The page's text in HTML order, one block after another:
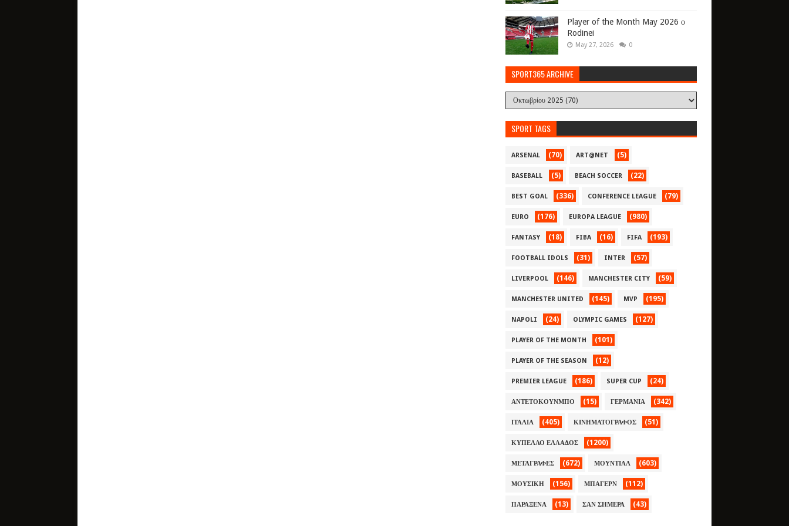
Player of the Month May 2026 ο
Rodinei
May 27, 2026 0
SPORT365 ARCHIVE
SPORT TAGS
ARSENAL (70) ART@NET (5)
BASEBALL (5) BEACH SOCCER (22)
BEST GOAL (336) CONFERENCE LEAGUE (79)
EURO (176) EUROPA LEAGUE (980)
FANTASY (18) FIBA (16) FIFA (193)
FOOTBALL IDOLS (31) INTER (57)
LIVERPOOL (146) MANCHESTER CITY (59)
MANCHESTER UNITED (145) MVP (195)
NAPOLI (24) OLYMPIC GAMES (127)
PLAYER OF THE MONTH (101)
PLAYER OF THE SEASON (12)
PREMIER LEAGUE (186) SUPER CUP (24)
ΑΝΤΕΤΟΚΟΥΝΜΠΟ (15) ΓΕΡΜΑΝΙΑ (342)
ΙΤΑΛΙΑ (405) ΚΙΝΗΜΑΤΟΓΡΑΦΟΣ (51)
ΚΥΠΕΛΛΟ ΕΛΛΑΔΟΣ (1200)
ΜΕΤΑΓΡΑΦΕΣ (672) ΜΟΥΝΤΙΑΛ (603)
ΜΟΥΣΙΚΗ (156) ΜΠΑΓΕΡΝ (112)
ΠΑΡΑΞΕΝΑ (13) ΣΑΝ ΣΗΜΕΡΑ (43)